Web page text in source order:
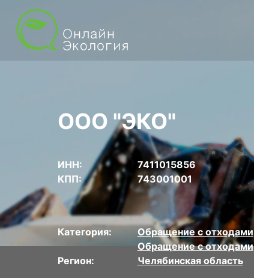
ООО "ЭКО"
ИНН:
7411015856
КПП:
743001001
Категория: Обращение с отходами
Обращение с отходами
Регион:
Челябинская область